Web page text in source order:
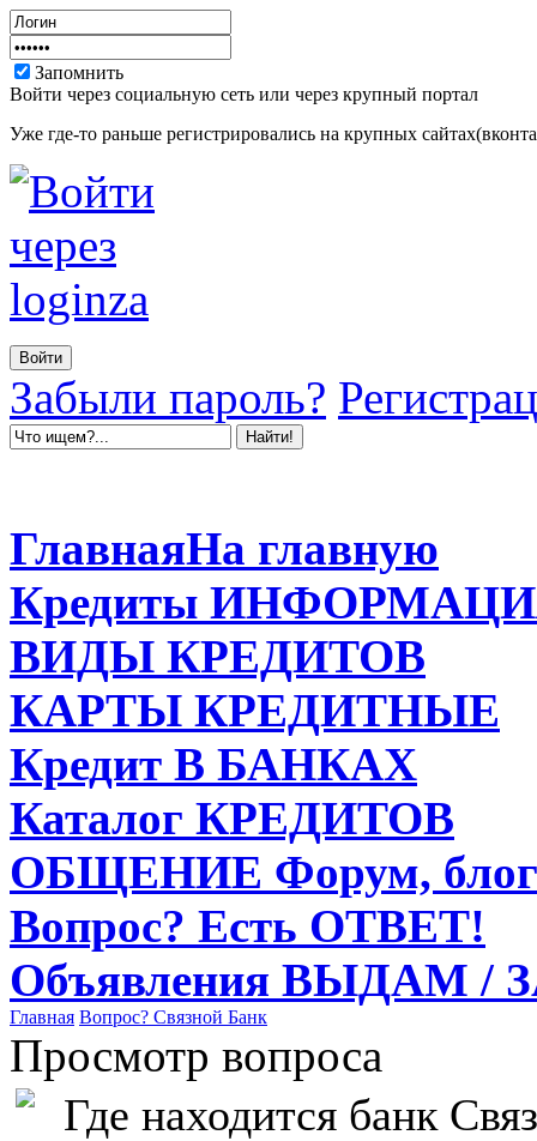
Запомнить
Войти через социальную сеть или через крупный портал
Уже где-то раньше регистрировались на крупных
Забыли пароль?
ГлавнаяНа главную
Кредиты
ВИДЫ КРЕДИТОВ
КАРТЫ КРЕДИТНЫЕ
Кредит В БАНКАХ
Каталог КРЕДИТОВ
ОБЩЕНИЕ Форум,
Вопрос? Есть ОТВЕТ!
Объявления ВЫДАМ /
Главная Вопрос? Связной Банк
Просмотр вопроса
Где находится банк